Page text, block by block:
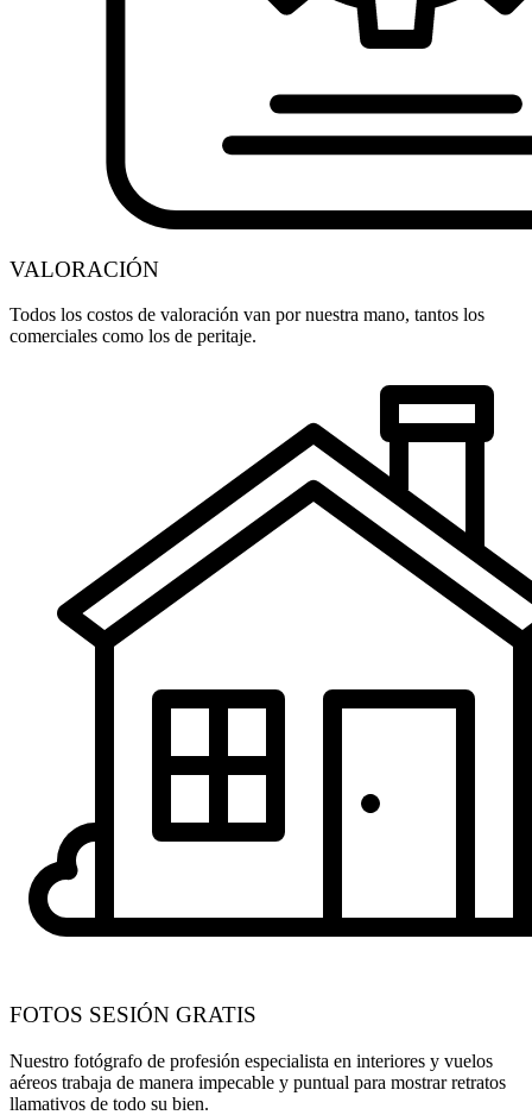
VALORACIÓN
Todos los costos de valoración van por nuestra mano, tantos los
comerciales como los de peritaje.
FOTOS SESIÓN GRATIS
Nuestro fotógrafo de profesión especialista en interiores y vuelos
aéreos trabaja de manera impecable y puntual para mostrar retratos
llamativos de todo su bien.